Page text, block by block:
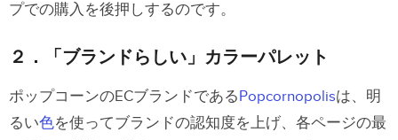
プでの購入を後押しするのです。
２．「ブランドらしい」カラーパレット
ポップコーンのECブランドであるPopcornopolisは、明
るい色を使ってブランドの認知度を上げ、各ページの最